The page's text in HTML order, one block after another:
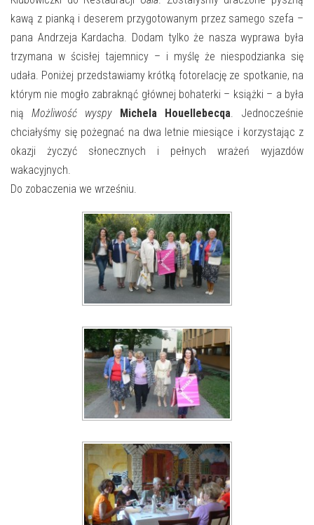
kawą z pianką i deserem przygotowanym przez samego szefa –
pana Andrzeja Kardacha. Dodam tylko że nasza wyprawa była
trzymana w ścisłej tajemnicy – i myślę że niespodzianka się
udała. Poniżej przedstawiamy krótką fotorelację ze spotkanie, na
którym nie mogło zabraknąć głównej bohaterki – książki – a była
nią Możliwość wyspy Michela Houellebecqa. Jednocześnie
chciałyśmy się pożegnać na dwa letnie miesiące i korzystając z
okazji życzyć słonecznych i pełnych wrażeń wyjazdów
wakacyjnych.
Do zobaczenia we wrześniu.